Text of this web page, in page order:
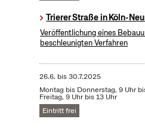
Trierer Straße in Köln-
Veröffentlichung eines
beschleunigten Verfahren
26.6. bis30.7.2025
Montag bis Donnerstag, 9 Uhr
Freitag, 9 Uhr bis 13 Uhr
Eintritt frei